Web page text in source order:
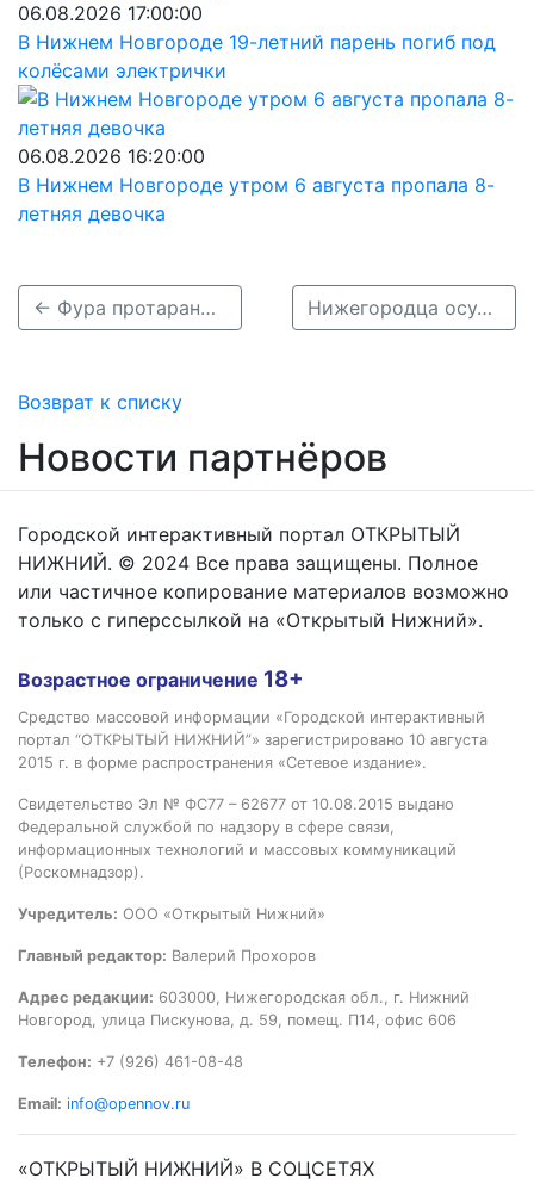
06.08.2026 17:00:00
В Нижнем Новгороде 19-летний парень погиб под
колёсами электрички
06.08.2026 16:20:00
В Нижнем Новгороде утром 6 августа пропала 8-
летняя девочка
← Фура протаранила тепловоз в Нижегородской области Нижегородца осудили на год за смертельное ДТП с двумя автобусами →
Возврат к списку
Новости партнёров
Городской интерактивный портал ОТКРЫТЫЙ
НИЖНИЙ. © 2024 Все права защищены. Полное
или частичное копирование материалов возможно
только с гиперссылкой на «Открытый Нижний».
Возрастное ограничение 18+
Средство массовой информации «Городской интерактивный
портал “ОТКРЫТЫЙ НИЖНИЙ”» зарегистрировано 10 августа
2015 г. в форме распространения «Сетевое издание».
Свидетельство Эл № ФС77 – 62677 от 10.08.2015 выдано
Федеральной службой по надзору в сфере связи,
информационных технологий и массовых коммуникаций
(Роскомнадзор).
Учредитель: ООО «Открытый Нижний»
Главный редактор: Валерий Прохоров
Адрес редакции: 603000, Нижегородская обл., г. Нижний
Новгород, улица Пискунова, д. 59, помещ. П14, офис 606
Телефон: +7 (926) 461-08-48
Email: info@opennov.ru
«ОТКРЫТЫЙ НИЖНИЙ» В СОЦСЕТЯХ